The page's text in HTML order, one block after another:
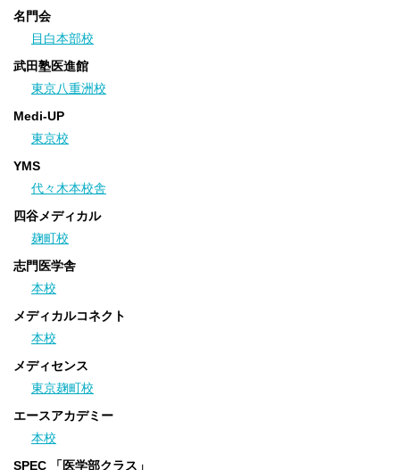
2020/04/25
「人生を変えた１年間」
2020/04/21
「長い冬が明けて」
2020/04/13
「螢雪会での半年で掴み取った逆転合格」
2020/04/09
2020/04/05
2020/02/22
無料体験授業キャンペーン 好評実施中！
2020/02/18
無料教育相談受付中
2020/02/12
無料教育相談受付中
2020/02/05
無料体験授業キャンペーン 好評実施中！
名門会
目白本部校
武田塾医進館
東京八重洲校
Medi-UP
東京校
YMS
代々木本校舎
四谷メディカル
麹町校
志門医学舎
本校
メディカルコネクト
本校
メディセンス
東京麹町校
エースアカデミー
本校
SPEC 「医学部クラス」